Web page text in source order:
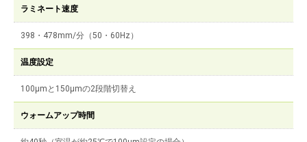
ラミネート速度
398・478mm/分（50・60Hz）
温度設定
100μmと150μmの2段階切替え
ウォームアップ時間